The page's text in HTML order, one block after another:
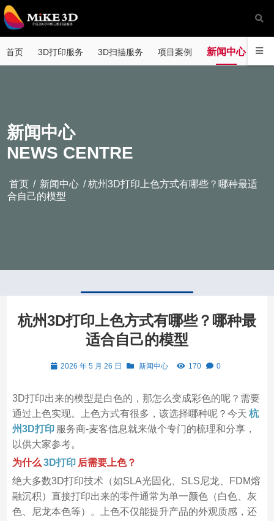
首页 3D打印服务 3D扫描服务 项目案例 新闻中心 关
新闻中心
NEWS CENTRE
首页 / 新闻中心 / 杭州3D打印上色方式有哪些？哪种最适
合自己的模型
杭州3D打印上色方式有哪些？哪种最
适合自己的模型
2026 年 5 月 26 日 新闻中心 170 0
3D打印出来的模型是白色的，那怎么变成彩色的呢？需要
通过上色实现。上色方式有很多，该选择哪种呢？今天 杭
州3D打印 服务商-麦客信息就来做个专门的梳理和分享，
以供大家参考。
为什么 3D打印 后需要上色？
绝大多数3D打印技术（如SLA光固化、SLS尼龙、FDM熔
融沉积）直接打印出来的零件通常为单一颜色（白色、灰
色、尼龙本色等）。上色不仅能提升产品的外观质感，还